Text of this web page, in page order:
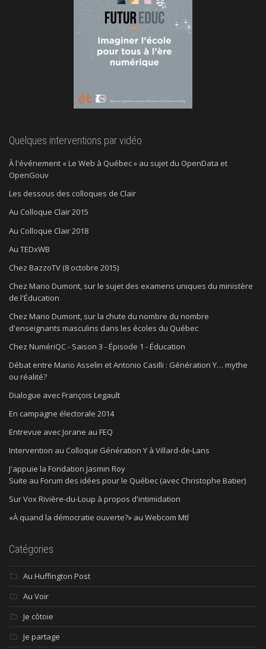
Quelques interventions par vidéo
À l'événement « Le Web à Québec » au sujet du OpenData et
OpenGouv
Les dessous des colloques de Clair
Au Colloque Clair 2015
Au Colloque Clair 2018
Au TEDxWB
Chez BazzoTV (8 octobre 2015)
Chez Mario Dumont, sur le sujet des examens uniques du ministère
de l'Éducation
Chez Mario Dumont, sur la chute du nombre du nombre
d'enseignants masculins dans les écoles du Québec
Chez NumériQC - Saison 3 - Épisode 1 - Éducation
Débat entre Mario Asselin et Antonio Casilli : Génération Y… mythe
ou réalité?
Dialogue avec François Legault
En campagne électorale 2014
Entrevue avec Jorane au FEQ
Intervention au Colloque Génération Y à Villard-de-Lans
J'appuie la Fondation Jasmin Roy
Suite au Forum des idées pour le Québec (avec Christophe Batier)
Sur Vox Rivière-du-Loup à propos d'intimidation
«À quand la démocratie ouverte?» au Webcom Mtl
Catégories
Au Huffington Post
Au Voir
Je côtoie
Je partage